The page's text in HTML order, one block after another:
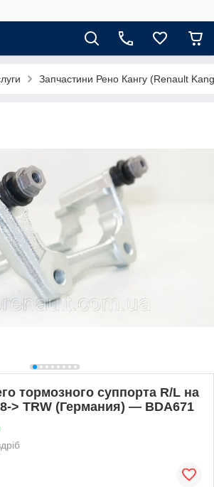
Запчастини Рено Кангу (Renault
тормозного суппорта R/L на
> TRW (Германия) — BDA671